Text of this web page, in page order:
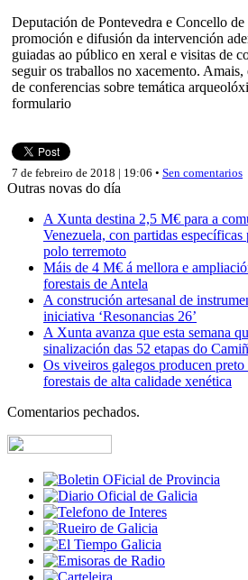
Deputación de Pontevedra e Concello de
promoción e difusión da intervención
guiadas ao público en xeral e visitas de
seguir os traballos no xacemento. Amais,
de conferencias sobre temática
formulario
7 de febreiro de 2018 | 19:06 • Sen comentarios
Outras novas do día
A Xunta destina 2,5 M€ para a
Venezuela, con partidas específicas
polo terremoto
Máis de 4 M€ á mellora e
forestais de Antela
A construción artesanal de
iniciativa ‘Resonancias 26’
A Xunta avanza que esta semana
sinalización das 52 etapas do
Os viveiros galegos producen
forestais de alta calidade xenética
Comentarios pechados.